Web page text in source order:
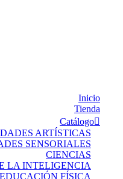
Inicio
Tienda
Catálogo
ARTÍSTICAS
SENSORIALES
CIENCIAS
LA INTELIGENCIA
EDUCACIÓN FÍSICA